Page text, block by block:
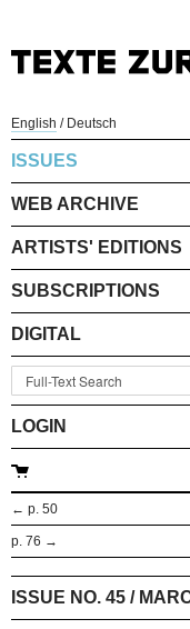
English / Deutsch
ISSUES
WEB ARCHIVE
ARTISTS' EDITIONS
SUBSCRIPTIONS
DIGITAL
LOGIN
← p. 50
p. 76 →
ISSUE NO. 45 /